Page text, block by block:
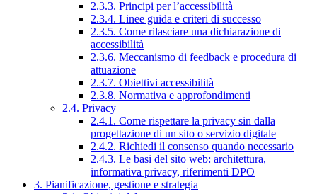
2.3.3. Principi per l’accessibilità
2.3.4. Linee guida e criteri di successo
2.3.5. Come rilasciare una dichiarazione di
accessibilità
2.3.6. Meccanismo di feedback e procedura di
attuazione
2.3.7. Obiettivi accessibilità
2.3.8. Normativa e approfondimenti
2.4. Privacy
2.4.1. Come rispettare la privacy sin dalla
progettazione di un sito o servizio digitale
2.4.2. Richiedi il consenso quando necessario
2.4.3. Le basi del sito web: architettura,
informativa privacy, riferimenti DPO
3. Pianificazione, gestione e strategia